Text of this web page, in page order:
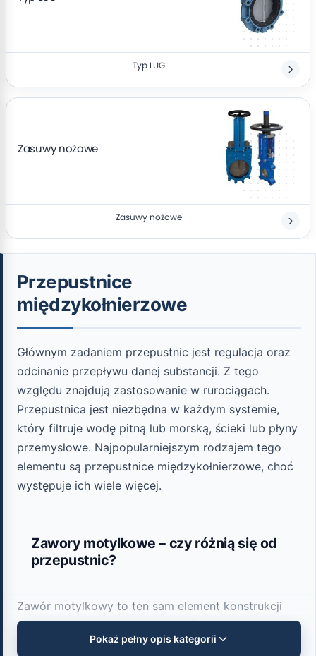
Typ LUG
Zasuwy nożowe
Zasuwy nożowe
Przepustnice
międzykołnierzowe
Głównym zadaniem przepustnic jest regulacja oraz
odcinanie przepływu danej substancji. Z tego
względu znajdują zastosowanie w rurociągach.
Przepustnica jest niezbędna w każdym systemie,
który filtruje wodę pitną lub morską, ścieki lub płyny
przemysłowe. Najpopularniejszym rodzajem tego
elementu są przepustnice międzykołnierzowe, choć
występuje ich wiele więcej.
Zawory motylkowe – czy różnią się od
przepustnic?
Zawór motylkowy to ten sam element konstrukcji
rurociągu, co przepustnica. Zawór motylkowy to
nazwa, która pochodzi od charakterystycznej
Pokaż pełny opis kategorii